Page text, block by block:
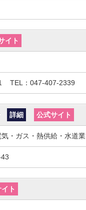
イト
1 TEL：047-407-2339
詳細 公式サイト
・ガス・熱供給・水道業
43
ト